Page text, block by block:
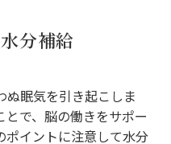
分補給
ぬ眠気を引き起こしま
で、脳の働きをサポー
ポイントに注意して水分